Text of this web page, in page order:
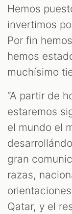
Hemos
invertimos
Por fin
hemos
muchísimo
“A partir de
estaremos
el mundo el
gran
razas,
Qatar, y el